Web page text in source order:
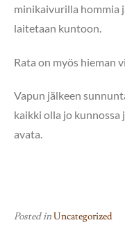
minikaivurilla hommia
laitetaan kuntoon.
Rata on myös hieman
Vapun jälkeen
kaikki olla jo kunnossa
avata.
Posted inUncategorized